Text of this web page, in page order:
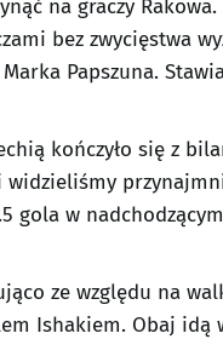
na graczy
bez zwycięstwa
Papszuna.
kończyło się z
widzieliśmy
gola w
ze względu na
Ishakiem. Obaj idą